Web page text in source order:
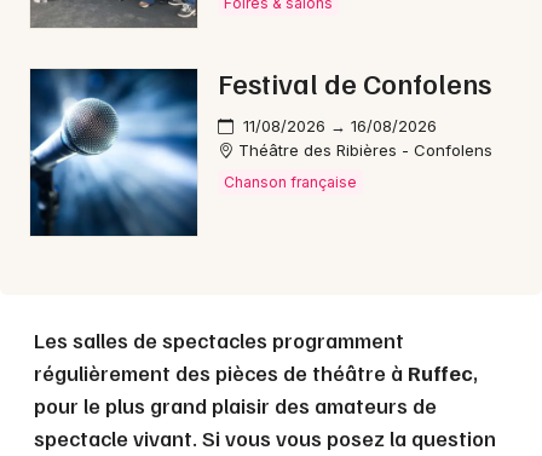
16 - Charente
Choisir mes départements
Mon email
Festival de Confolens
11/08/2026 → 16/08/2026
Théâtre des Ribières - Confolens
Chanson française
Les salles de spectacles programment
régulièrement des pièces de théâtre à Ruffec,
pour le plus grand plaisir des amateurs de
spectacle vivant. Si vous vous posez la question